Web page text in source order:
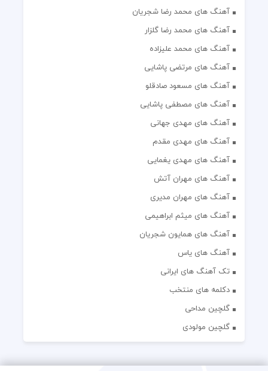
آهنگ های محمد رضا شجریان
آهنگ های محمد رضا گلزار
آهنگ های محمد علیزاده
آهنگ های مرتضی پاشایی
آهنگ های مسعود صادقلو
آهنگ های مصطفی پاشایی
آهنگ های مهدی جهانی
آهنگ های مهدی مقدم
آهنگ های مهدی یغمایی
آهنگ های مهران آتش
آهنگ های مهران مدیری
آهنگ های میثم ابراهیمی
آهنگ های همایون شجریان
آهنگ های یاس
تک آهنگ های ایرانی
دکلمه های منتخب
گلچین مداحی
گلچین مولودی